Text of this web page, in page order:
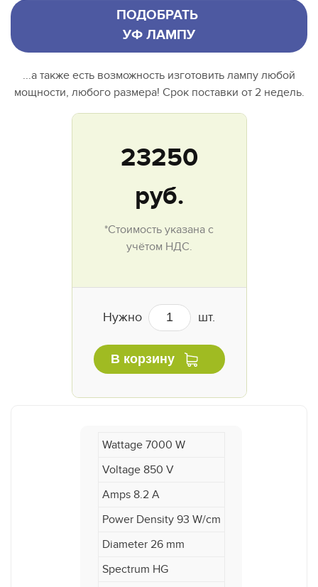
ПОДОБРАТЬ
УФ ЛАМПУ
...а также есть возможность изготовить лампу любой
мощности, любого размера! Срок поставки от 2 недель.
23250
руб.
*Стоимость указана с
учётом НДС.
Нужно шт.
В корзину
Wattage 7000 W
Voltage 850 V
Amps 8.2 A
Power Density 93 W/cm
Diameter 26 mm
Spectrum HG